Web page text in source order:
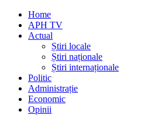
Home
APH TV
Actual
Știri locale
Știri naționale
Știri internaționale
Politic
Administrație
Economic
Opinii